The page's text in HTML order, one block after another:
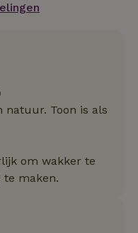
natuur. Toon is als
om wakker te
te maken.